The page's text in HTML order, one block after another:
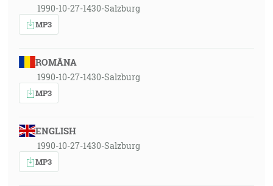
1990-10-27-1430-Salzburg
MP3
ROMÂNA
1990-10-27-1430-Salzburg
MP3
ENGLISH
1990-10-27-1430-Salzburg
MP3